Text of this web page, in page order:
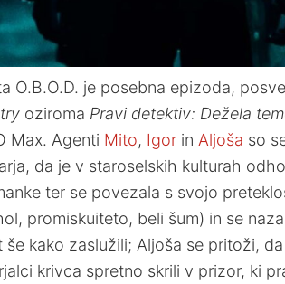
O.B.O.D. je posebna epizoda,
oziroma Pravi detektiv: Dežela
Max. Agenti Mito, Igor in Aljoša so
da je v staroselskih kulturah
ter se povezala s svojo
promiskuiteto, beli šum) in se
kako zaslužili; Aljoša se pritoži,
krivca spretno skrili v prizor, ki